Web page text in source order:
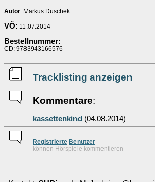
Autor: Markus Duschek
VÖ: 11.07.2014
Bestellnummer:
CD: 9783943166576
Tracklisting anzeigen
Kommentare:
kassettenkind (04.08.2014)
Registrierte Benutzer
können Hörspiele kommentieren